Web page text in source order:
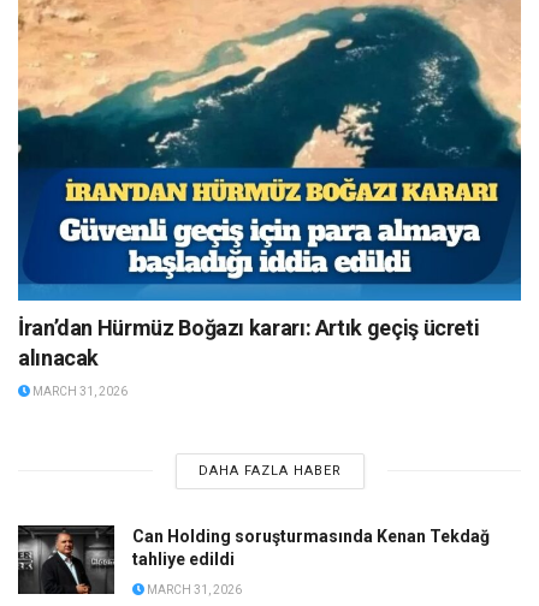
İran’dan Hürmüz Boğazı kararı: Artık geçiş ücreti
alınacak
MARCH 31, 2026
DAHA FAZLA HABER
Can Holding soruşturmasında Kenan Tekdağ
tahliye edildi
MARCH 31, 2026